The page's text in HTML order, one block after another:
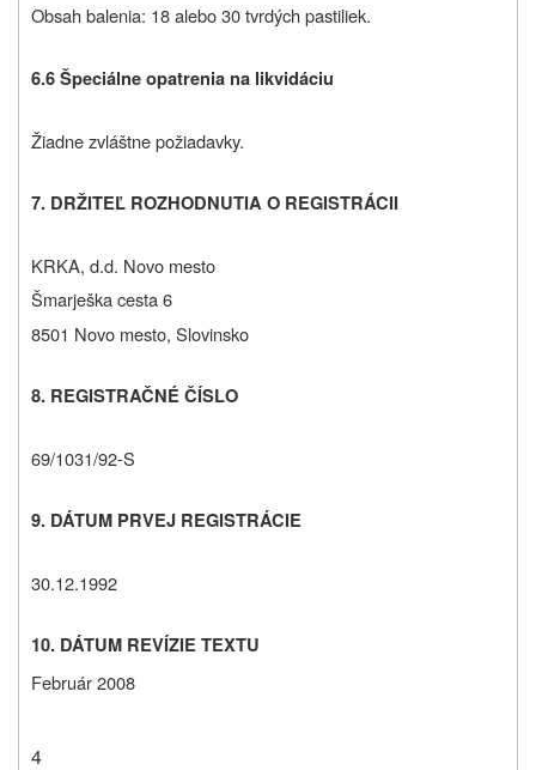
Obsah balenia: 18 alebo 30 tvrdých pastiliek.
6.6Špeciálne opatrenia na likvidáciu
Žiadne zvláštne požiadavky.
7. DRŽITEĽ ROZHODNUTIA O REGISTRÁCII
KRKA, d.d. Novo mesto
Šmarješka cesta 6
8501 Novo mesto, Slovinsko
8. REGISTRAČNÉ ČÍSLO
69/1031/92-S
9. DÁTUM PRVEJ REGISTRÁCIE
30.12.1992
10. DÁTUM REVÍZIE TEXTU
Február 2008
4